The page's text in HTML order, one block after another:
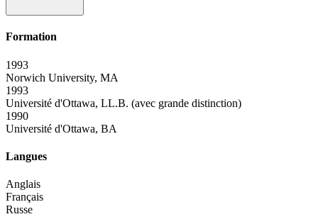
Formation
1993
Norwich University, MA
1993
Université d'Ottawa, LL.B. (avec grande distinction)
1990
Université d'Ottawa, BA
Langues
Anglais
Français
Russe